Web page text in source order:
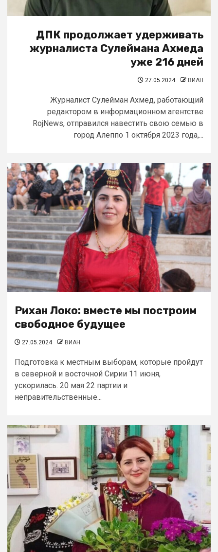
ДПК продолжает удерживать
журналиста Сулеймана Ахмеда
уже 216 дней
27.05.2024 ВИАН
Журналист Сулейман Ахмед, работающий
редактором в информационном агентстве
RojNews, отправился навестить свою семью в
город Алеппо 1 октября 2023 года,...
Рихан Локо: вместе мы построим
свободное будущее
27.05.2024 ВИАН
Подготовка к местным выборам, которые пройдут
в северной и восточной Сирии 11 июня,
ускорилась. 20 мая 22 партии и
неправительственные...